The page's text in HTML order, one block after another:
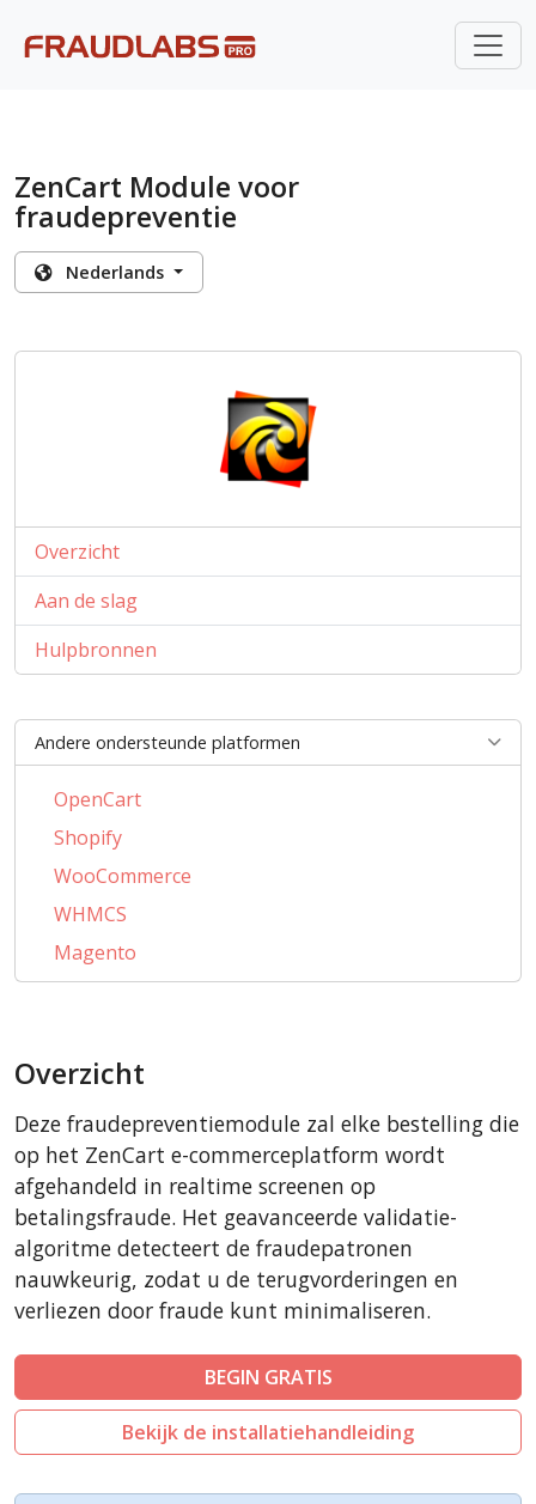
ZenCart Module voor
fraudepreventie
Nederlands
Overzicht
Aan de slag
Hulpbronnen
Andere ondersteunde platformen
OpenCart
Shopify
WooCommerce
WHMCS
Magento
PrestaShop
AbanteCart
CubeCart
LiteCart
PinnacleCart
FoxyCart
Easy Digital Downloads
Ecwid by Lightspeed
WISECP
ThirtyBees
Shopware
Overzicht
Deze fraudepreventiemodule zal elke bestelling die
op het ZenCart e-commerceplatform wordt
afgehandeld in realtime screenen op
betalingsfraude. Het geavanceerde validatie-
algoritme detecteert de fraudepatronen
nauwkeurig, zodat u de terugvorderingen en
verliezen door fraude kunt minimaliseren.
BEGIN GRATIS
Bekijk de installatiehandleiding